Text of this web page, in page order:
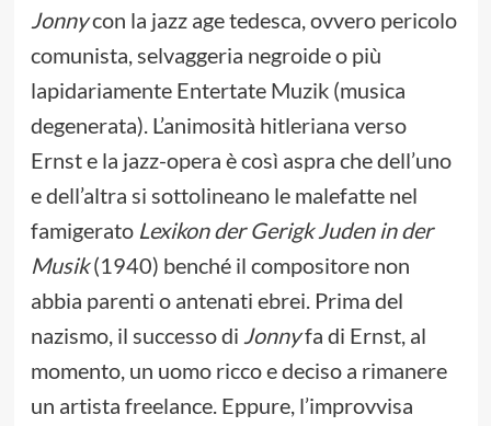
Jonnycon la jazz age tedesca, ovvero pericolo
comunista, selvaggeria negroide o più
lapidariamente Entertate Muzik (musica
degenerata). L’animosità hitleriana verso
Ernst e la jazz-opera è così aspra che dell’uno
e dell’altra si sottolineano le malefatte nel
famigerato Lexikon der Gerigk Juden in der
Musik(1940) benché il compositore non
abbia parenti o antenati ebrei. Prima del
nazismo, il successo di Jonnyfa di Ernst, al
momento, un uomo ricco e deciso a rimanere
un artista freelance. Eppure, l’improvvisa